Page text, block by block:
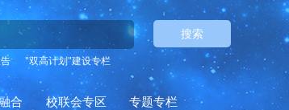
搜索
"双高计划"建设专栏
合 校联会专区 专题专栏